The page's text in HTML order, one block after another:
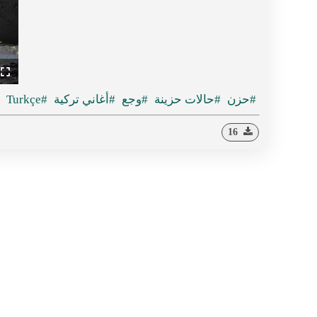
#حزن #حالات حزينة #وجع #أغاني تركية #Turkçe